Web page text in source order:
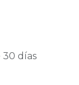
días